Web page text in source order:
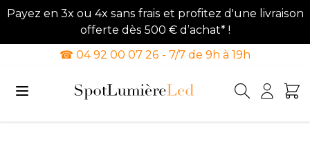
Payez en 3x ou 4x sans frais et profitez d'une livraison
offerte dès 500 € d’achat* !
☎ 04 92 00 07 26 - 7/7 de 9h à 19h